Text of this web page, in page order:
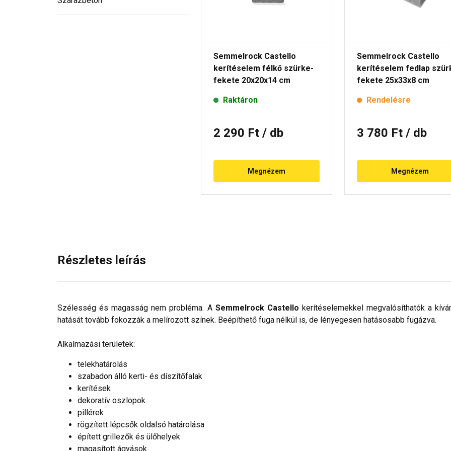
Semmelrock Castello
kerítéselem félkő szürke-
fekete 20x20x14 cm
Raktáron
2 290 Ft / db
Megnézem
Semmelrock Castello
kerítéselem fedlap
fekete 25x33x8 cm
Rendelésre
3 780 Ft / db
Megnézem
Részletes leírás
Szélesség és magasság nem probléma. A Semmelrock Castello kerítéselemekkel megvalósíthatók a
hatását tovább fokozzák a melírozott színek. Beépíthető fuga nélkül is, de lényegesen hatásosabb fugázva.
Alkalmazási területek:
telekhatárolás
szabadon álló kerti- és díszítőfalak
kerítések
dekoratív oszlopok
pillérek
rögzített lépcsők oldalsó határolása
épített grillezők és ülőhelyek
magasított ágyások